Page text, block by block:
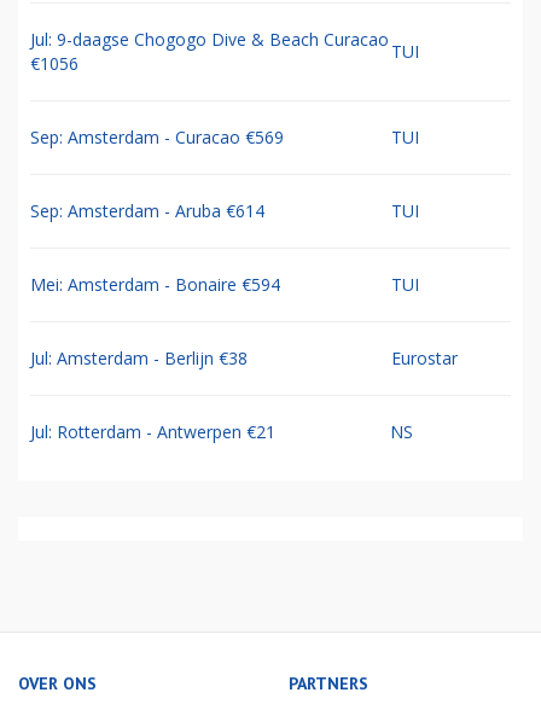
Jul: 9-daagse Chogogo Dive & Beach Curacao
€1056
TUI
Sep: Amsterdam - Curacao €569 TUI
Sep: Amsterdam - Aruba €614 TUI
Mei: Amsterdam - Bonaire €594 TUI
Jul: Amsterdam - Berlijn €38 Eurostar
Jul: Rotterdam - Antwerpen €21 NS
OVER ONS PARTNERS